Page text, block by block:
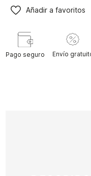
Añadir a favoritos
Pago seguro Envío